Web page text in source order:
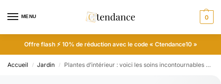
MENU 0
Offre flash ⚡ 10% de réduction avec le code « Ctendance10 »
Accueil / Jardin / Plantes d’intérieur : voici les soins incontournables pour un feuillage resplendissant toute l’année